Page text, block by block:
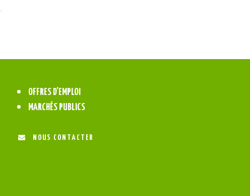
OFFRES D’EMPLOI
MARCHÉS PUBLICS
NOUS CONTACTER